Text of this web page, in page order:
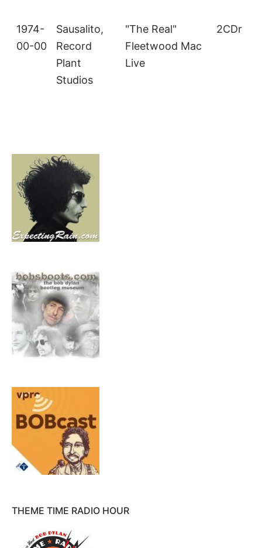
1974-
00-00
Sausalito,
Record
Plant
Studios
"The Real"
Fleetwood Mac
Live
2CDr
THEME TIME RADIO HOUR